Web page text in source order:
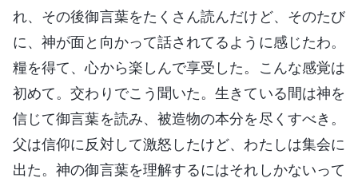
れ、その後御言葉をたくさん読んだけど、そのたび
に、神が面と向かって話されてるように感じたわ。
糧を得て、心から楽しんで享受した。こんな感覚は
初めて。交わりでこう聞いた。生きている間は神を
信じて御言葉を読み、被造物の本分を尽くすべき。
父は信仰に反対して激怒したけど、わたしは集会に
出た。神の御言葉を理解するにはそれしかないって